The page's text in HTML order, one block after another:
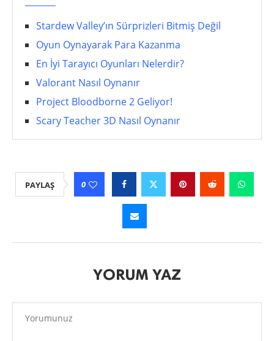
Stardew Valley’ın Sürprizleri Bitmiş Değil
Oyun Oynayarak Para Kazanma
En İyi Tarayıcı Oyunları Nelerdir?
Valorant Nasıl Oynanır
Project Bloodborne 2 Geliyor!
Scary Teacher 3D Nasıl Oynanır
PAYLAŞ 0
YORUM YAZ